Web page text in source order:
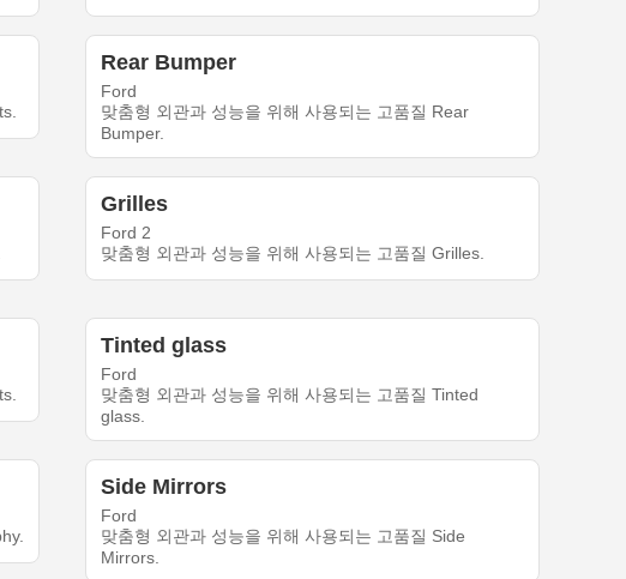
Rear Bumper
Ford
맞춤형 외관과 성능을 위해 사용되는 고품질 Rear
Bumper.
Grilles
Ford 2
맞춤형 외관과 성능을 위해 사용되는 고품질 Grilles.
Tinted glass
Ford
맞춤형 외관과 성능을 위해 사용되는 고품질 Tinted
glass.
Side Mirrors
Ford
맞춤형 외관과 성능을 위해 사용되는 고품질 Side
Mirrors.